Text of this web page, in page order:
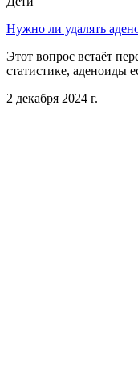
Нужно ли удалять
Этот вопрос встаёт
статистике, аденоиды
2 декабря 2024 г.